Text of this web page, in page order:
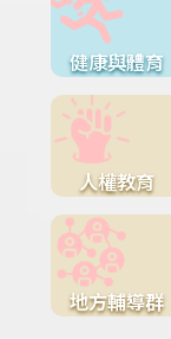
健康與體育
人權教育
地方輔導群